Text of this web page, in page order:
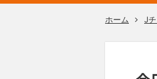
ホーム J